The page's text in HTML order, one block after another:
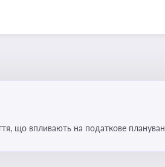
що впливають на податкове